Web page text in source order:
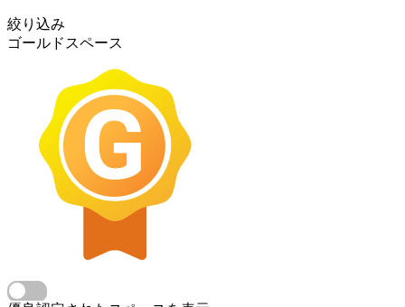
絞り込み
ゴールドスペース